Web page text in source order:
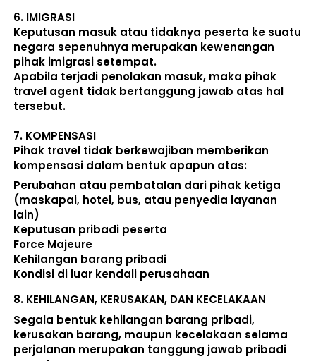
6. IMIGRASI
Keputusan masuk atau tidaknya peserta ke suatu
negara sepenuhnya merupakan kewenangan
pihak imigrasi setempat.
Apabila terjadi penolakan masuk, maka pihak
travel agent tidak bertanggung jawab atas hal
tersebut.
7. KOMPENSASI
Pihak travel tidak berkewajiban memberikan
kompensasi dalam bentuk apapun atas:
Perubahan atau pembatalan dari pihak ketiga
(maskapai, hotel, bus, atau penyedia layanan
lain)
Keputusan pribadi peserta
Force Majeure
Kehilangan barang pribadi
Kondisi di luar kendali perusahaan
8. KEHILANGAN, KERUSAKAN, DAN KECELAKAAN
Segala bentuk kehilangan barang pribadi,
kerusakan barang, maupun kecelakaan selama
perjalanan merupakan tanggung jawab pribadi